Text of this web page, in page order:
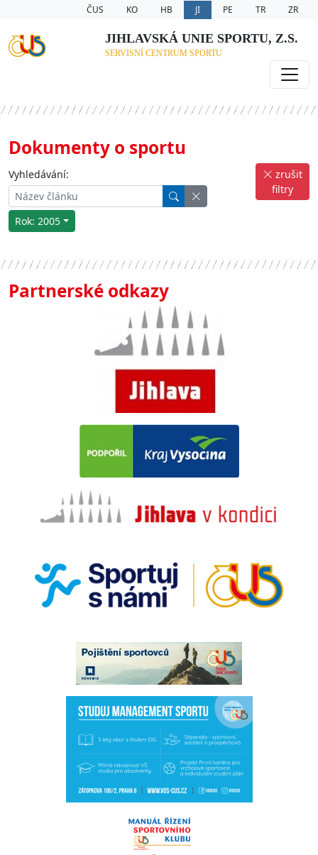
ČUS KO HB JI PE TR ZR
JIHLAVSKÁ UNIE SPORTU, Z.S.
SERVISNÍ CENTRUM SPORTU
Dokumenty o sportu
Vyhledávání:
Rok: 2005
zrušit
filtry
Partnerské odkazy